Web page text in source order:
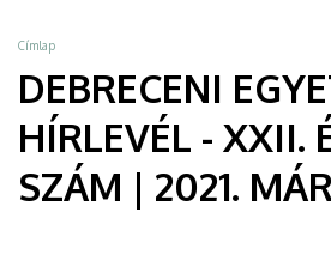
XXII.
ÉVF.
11.
SZÁM
Morzsa
Címlap
DEBRECENI
HÍRLEVÉL - XXII.
SZÁM | 2021.